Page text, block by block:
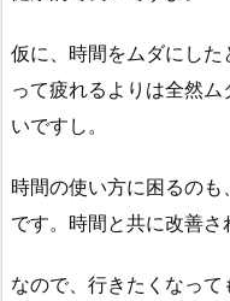
仮に、時間をムダにし
って疲れるよりは全然
いですし。
時間の使い方に困るの
です。時間と共に改善さ
なので、行きたくなって